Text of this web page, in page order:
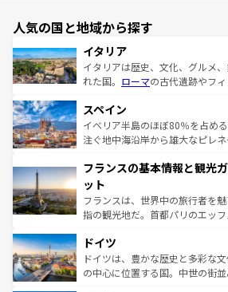
人気の国と地域から探す
イタリア
イタリアは歴史、文化、グルメ
れた国。 ローマの古代遺跡やフ
ろん、トスカーナの美しい田園風
景など、自然景観も見逃せない
ピザやパスタなど、絶品のイタ
ませてくれるイタリアで、忘れ
なお、新着のイタリア情報は
しい。
スペイン
イベリア半島のほぼ80％を占め
注ぐ地中海沿岸から雄大なピレ
文化が根付くこの国では、情熱
れる闘牛、そして美味しいタパス
る。首都マドリードの洗練され
アートに溢れた街角から、地方
せる。地方によって風土や気候が
性で訪れる
ンテンツ一覧を参照してほしい。
フランスの基本情報と観光
ット
フランスは、世界中の旅行者を
指の観光地だ。首都パリのエッ
で、幅広い魅力が詰まっている。
聖堂、美しいビーチ、そして豊
から魅了する。また、フランス
ドイツ
ドイツは、豊かな歴史と多彩な
の中心に位置する国。中世の街